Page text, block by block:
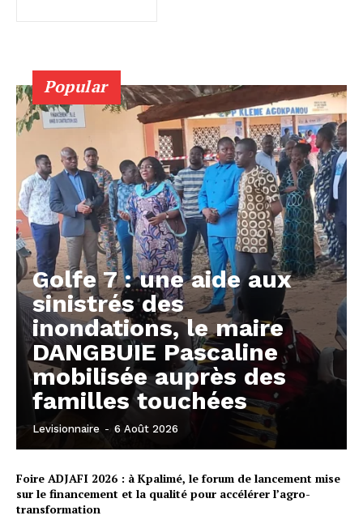
Popular
Golfe 7 : une aide aux
sinistrés des
inondations, le maire
DANGBUIE Pascaline
mobilisée auprès des
familles touchées
Levisionnaire - 6 Août 2026
Foire ADJAFI 2026 : à Kpalimé, le forum de lancement mise
sur le financement et la qualité pour accélérer l’agro-
transformation